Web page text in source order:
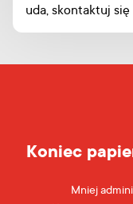
uda, skontaktuj się
Koniec
Mniej